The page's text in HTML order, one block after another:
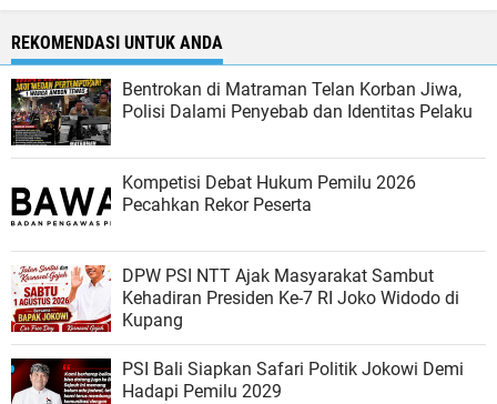
REKOMENDASI UNTUK ANDA
Bentrokan di Matraman Telan Korban Jiwa,
Polisi Dalami Penyebab dan Identitas Pelaku
Kompetisi Debat Hukum Pemilu 2026
Pecahkan Rekor Peserta
DPW PSI NTT Ajak Masyarakat Sambut
Kehadiran Presiden Ke-7 RI Joko Widodo di
Kupang
PSI Bali Siapkan Safari Politik Jokowi Demi
Hadapi Pemilu 2029